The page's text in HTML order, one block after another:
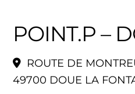
POINT.P –
ROUTE DE
49700 DOUE LA